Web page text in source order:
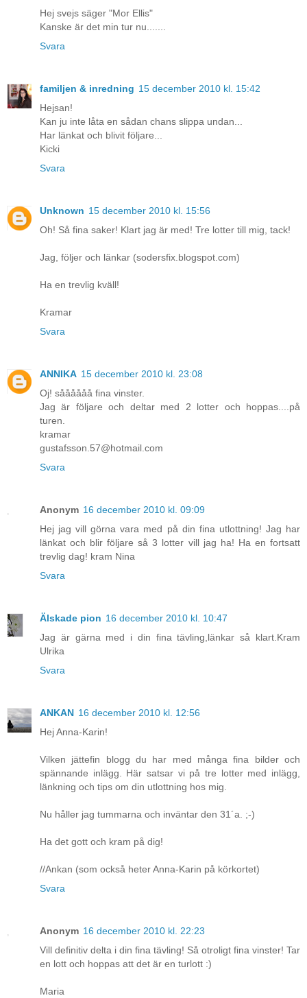
Hej svejs säger "Mor Ellis"
Kanske är det min tur nu.......
Svara
familjen & inredning 15 december 2010 kl. 15:42
Hejsan!
Kan ju inte låta en sådan chans slippa undan...
Har länkat och blivit följare...
Kicki
Svara
Unknown 15 december 2010 kl. 15:56
Oh! Så fina saker! Klart jag är med! Tre lotter till mig, tack!
Jag, följer och länkar (sodersfix.blogspot.com)
Ha en trevlig kväll!
Kramar
Svara
ANNIKA 15 december 2010 kl. 23:08
Oj! såååååå fina vinster.
Jag är följare och deltar med 2 lotter och hoppas....på
turen.
kramar
gustafsson.57@hotmail.com
Svara
Anonym 16 december 2010 kl. 09:09
Hej jag vill görna vara med på din fina utlottning! Jag har
länkat och blir följare så 3 lotter vill jag ha! Ha en fortsatt
trevlig dag! kram Nina
Svara
Älskade pion 16 december 2010 kl. 10:47
Jag är gärna med i din fina tävling,länkar så klart.Kram
Ulrika
Svara
ANKAN 16 december 2010 kl. 12:56
Hej Anna-Karin!
Vilken jättefin blogg du har med många fina bilder och
spännande inlägg. Här satsar vi på tre lotter med inlägg,
länkning och tips om din utlottning hos mig.
Nu håller jag tummarna och inväntar den 31´a. ;-)
Ha det gott och kram på dig!
//Ankan (som också heter Anna-Karin på körkortet)
Svara
Anonym 16 december 2010 kl. 22:23
Vill definitiv delta i din fina tävling! Så otroligt fina vinster! Tar
en lott och hoppas att det är en turlott :)
Maria